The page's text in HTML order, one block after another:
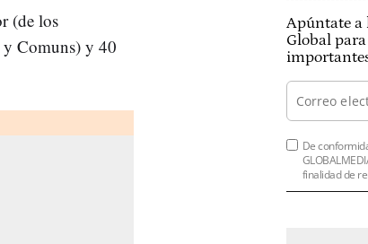
(de los
Comuns) y 40
Apúntate a
Global
De
finalidad de